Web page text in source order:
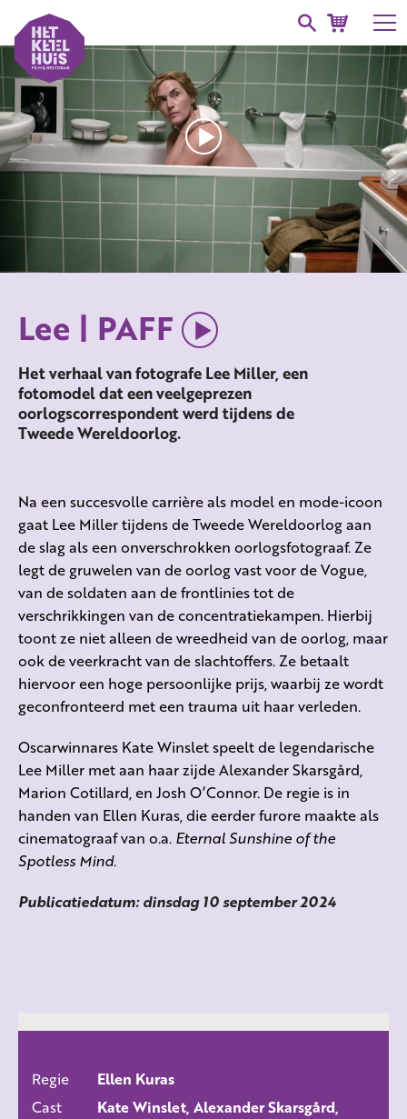
Lee | PAFF
Het verhaal van fotografe Lee Miller, een
fotomodel dat een veelgeprezen
oorlogscorrespondent werd tijdens de
Tweede Wereldoorlog.
Na een succesvolle carrière als model en mode-icoon
gaat Lee Miller tijdens de Tweede Wereldoorlog aan
de slag als een onverschrokken oorlogsfotograaf. Ze
legt de gruwelen van de oorlog vast voor de Vogue,
van de soldaten aan de frontlinies tot de
verschrikkingen van de concentratiekampen. Hierbij
toont ze niet alleen de wreedheid van de oorlog, maar
ook de veerkracht van de slachtoffers. Ze betaalt
hiervoor een hoge persoonlijke prijs, waarbij ze wordt
geconfronteerd met een trauma uit haar verleden.
Oscarwinnares Kate Winslet speelt de legendarische
Lee Miller met aan haar zijde Alexander Skarsgård,
Marion Cotillard, en Josh O’Connor. De regie is in
handen van Ellen Kuras, die eerder furore maakte als
cinematograaf van o.a. Eternal Sunshine of the
Spotless Mind.
Publicatiedatum: dinsdag 10 september 2024
Regie
Ellen Kuras
Cast
Kate Winslet, Alexander Skarsgård,